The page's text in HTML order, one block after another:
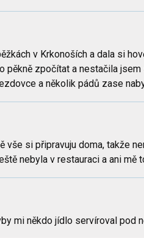
v Krkonoších a dala si
pěkně zpočítat a nestačila
a několik pádů zase
vše si připravuju doma, takže
nebyla v restauraci a ani mě
mi někdo jídlo servíroval pod